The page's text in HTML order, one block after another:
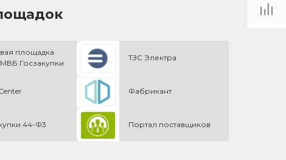
площадка
Госзакупки
ТЗС Электра
Фабрикант
44-Ф3 Портал поставщиков